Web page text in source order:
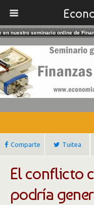
La Extorsión
Comparte Tuitea
El conflicto
podría
en nuestro seminario online de